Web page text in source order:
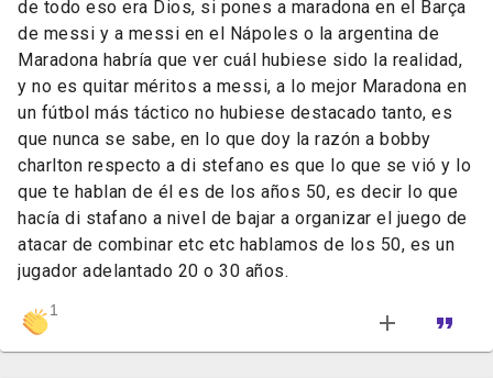
de todo eso era Dios, si pones a maradona en el Barça
de messi y a messi en el Nápoles o la argentina de
Maradona habría que ver cuál hubiese sido la realidad,
y no es quitar méritos a messi, a lo mejor Maradona en
un fútbol más táctico no hubiese destacado tanto, es
que nunca se sabe, en lo que doy la razón a bobby
charlton respecto a di stefano es que lo que se vió y lo
que te hablan de él es de los años 50, es decir lo que
hacía di stafano a nivel de bajar a organizar el juego de
atacar de combinar etc etc hablamos de los 50, es un
jugador adelantado 20 o 30 años.
1